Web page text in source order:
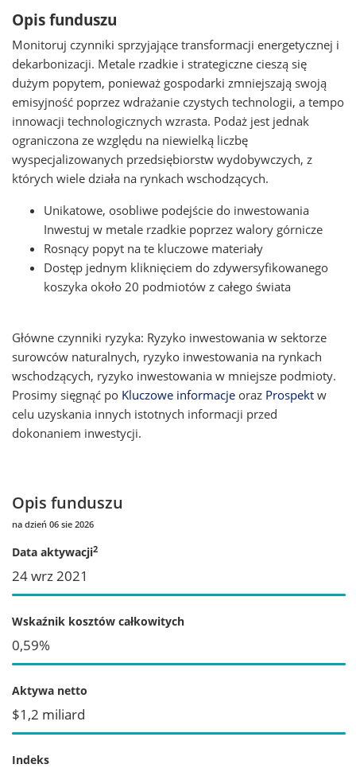
Opis funduszu
Monitoruj czynniki sprzyjające transformacji energetycznej i
dekarbonizacji. Metale rzadkie i strategiczne cieszą się
dużym popytem, ponieważ gospodarki zmniejszają swoją
emisyjność poprzez wdrażanie czystych technologii, a tempo
innowacji technologicznych wzrasta. Podaż jest jednak
ograniczona ze względu na niewielką liczbę
wyspecjalizowanych przedsiębiorstw wydobywczych, z
których wiele działa na rynkach wschodzących.
Unikatowe, osobliwe podejście do inwestowania
Inwestuj w metale rzadkie poprzez walory górnicze
Rosnący popyt na te kluczowe materiały
Dostęp jednym kliknięciem do zdywersyfikowanego
koszyka około 20 podmiotów z całego świata
Główne czynniki ryzyka: Ryzyko inwestowania w sektorze
surowców naturalnych, ryzyko inwestowania na rynkach
wschodzących, ryzyko inwestowania w mniejsze podmioty.
Prosimy sięgnąć po Kluczowe informacje oraz Prospekt w
celu uzyskania innych istotnych informacji przed
dokonaniem inwestycji.
Opis funduszu
na dzień 06 sie 2026
Data aktywacji2
24 wrz 2021
Wskaźnik kosztów całkowitych
0,59%
Aktywa netto
$1,2 miliard
Indeks